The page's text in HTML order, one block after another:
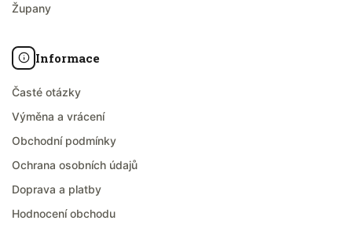
Župany
Informace
Časté otázky
Výměna a vrácení
Obchodní podmínky
Ochrana osobních údajů
Doprava a platby
Hodnocení obchodu